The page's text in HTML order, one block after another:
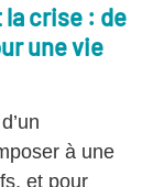
crise : de
une vie
à une
et pour